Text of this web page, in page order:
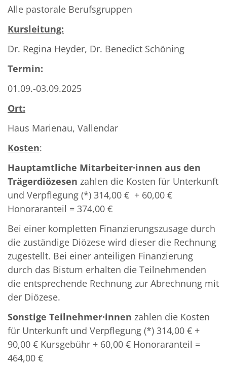
Alle pastorale Berufsgruppen
Kursleitung:
Dr. Regina Heyder, Dr. Benedict Schöning
Termin:
01.09.-03.09.2025
Ort:
Haus Marienau, Vallendar
Kosten:
Hauptamtliche Mitarbeiter·innen aus den
Trägerdiözesen zahlen die Kosten für Unterkunft
und Verpflegung (*) 314,00 € + 60,00 €
Honoraranteil = 374,00 €
Bei einer kompletten Finanzierungszusage durch
die zuständige Diözese wird dieser die Rechnung
zugestellt. Bei einer anteiligen Finanzierung
durch das Bistum erhalten die Teilnehmenden
die entsprechende Rechnung zur Abrechnung mit
der Diözese.
Sonstige Teilnehmer·innen zahlen die Kosten
für Unterkunft und Verpflegung (*) 314,00 € +
90,00 € Kursgebühr + 60,00 € Honoraranteil =
464,00 €